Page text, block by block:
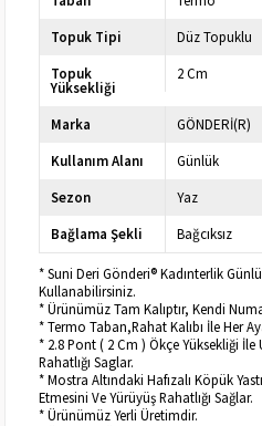
Topuk Tipi
Düz Topuklu
Topuk
Yüksekliği
2 Cm
Marka
GÖNDERİ(R)
Kullanım Alanı
Günlük
Sezon
Yaz
Bağlama Şekli
Bağcıksız
* Suni Deri Gönderi® Kadınterlik
Kullanabilirsiniz.
* Ürünümüz Tam Kalıptır, Kendi
* Termo Taban,Rahat Kalıbı İle Her
* 2.8 Pont ( 2 Cm ) Ökçe Yüksekliği
Rahatlığı Saglar.
* Mostra Altındaki Hafızalı Köpük
Etmesini Ve Yürüyüş Rahatlığı Sağlar.
* Ürünümüz Yerli Üretimdir.